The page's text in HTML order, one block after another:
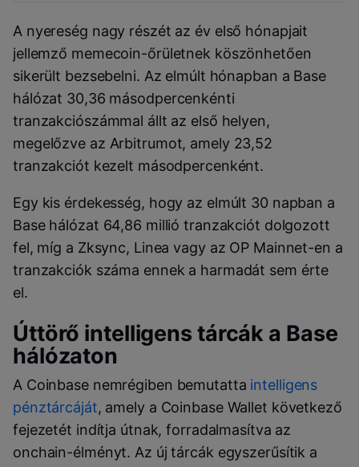
A nyereség nagy részét az év első hónapjait
jellemző memecoin-őrületnek köszönhetően
sikerült bezsebelni. Az elmúlt hónapban a Base
hálózat 30,36 másodpercenkénti
tranzakciószámmal állt az első helyen,
megelőzve az Arbitrumot, amely 23,52
tranzakciót kezelt másodpercenként.
Egy kis érdekesség, hogy az elmúlt 30 napban a
Base hálózat 64,86 millió tranzakciót dolgozott
fel, míg a Zksync, Linea vagy az OP Mainnet-en a
tranzakciók száma ennek a harmadát sem érte
el.
Úttörő intelligens tárcák a Base
hálózaton
A Coinbase nemrégiben bemutatta intelligens
pénztárcáját, amely a Coinbase Wallet következő
fejezetét indítja útnak, forradalmasítva az
onchain-élményt. Az új tárcák egyszerűsítik a